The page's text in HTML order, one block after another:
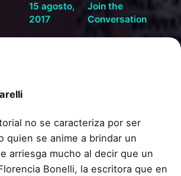
15 agosto,
2017
Join the
Conversation
no se caracteriza por ser
quien se anime a brindar un
arriesga mucho al decir que un
Bonelli, la escritora que en